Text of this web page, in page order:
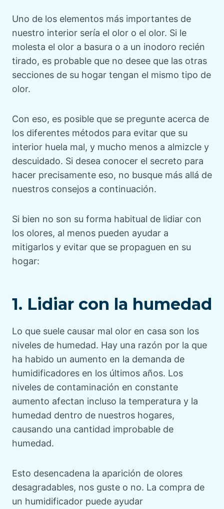
Uno de los elementos más importantes de
nuestro interior sería el olor o el olor. Si le
molesta el olor a basura o a un inodoro recién
tirado, es probable que no desee que las otras
secciones de su hogar tengan el mismo tipo de
olor.
Con eso, es posible que se pregunte acerca de
los diferentes métodos para evitar que su
interior huela mal, y mucho menos a almizcle y
descuidado. Si desea conocer el secreto para
hacer precisamente eso, no busque más allá de
nuestros consejos a continuación.
Si bien no son su forma habitual de lidiar con
los olores, al menos pueden ayudar a
mitigarlos y evitar que se propaguen en su
hogar:
1. Lidiar con la humedad
Lo que suele causar mal olor en casa son los
niveles de humedad. Hay una razón por la que
ha habido un aumento en la demanda de
humidificadores en los últimos años. Los
niveles de contaminación en constante
aumento afectan incluso la temperatura y la
humedad dentro de nuestros hogares,
causando una cantidad improbable de
humedad.
Esto desencadena la aparición de olores
desagradables, nos guste o no. La compra de
un humidificador puede ayudar